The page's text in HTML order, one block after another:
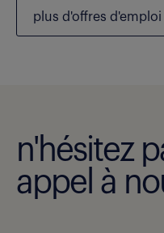
plus d'offres
n'hésitez
appel à